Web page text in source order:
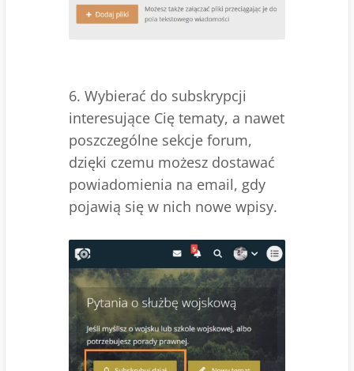
6. Wybierać do subskrypcji
interesujące Cię tematy, a nawet
poszczególne sekcje forum,
dzięki czemu możesz dostawać
powiadomienia na email, gdy
pojawią się w nich nowe wpisy.